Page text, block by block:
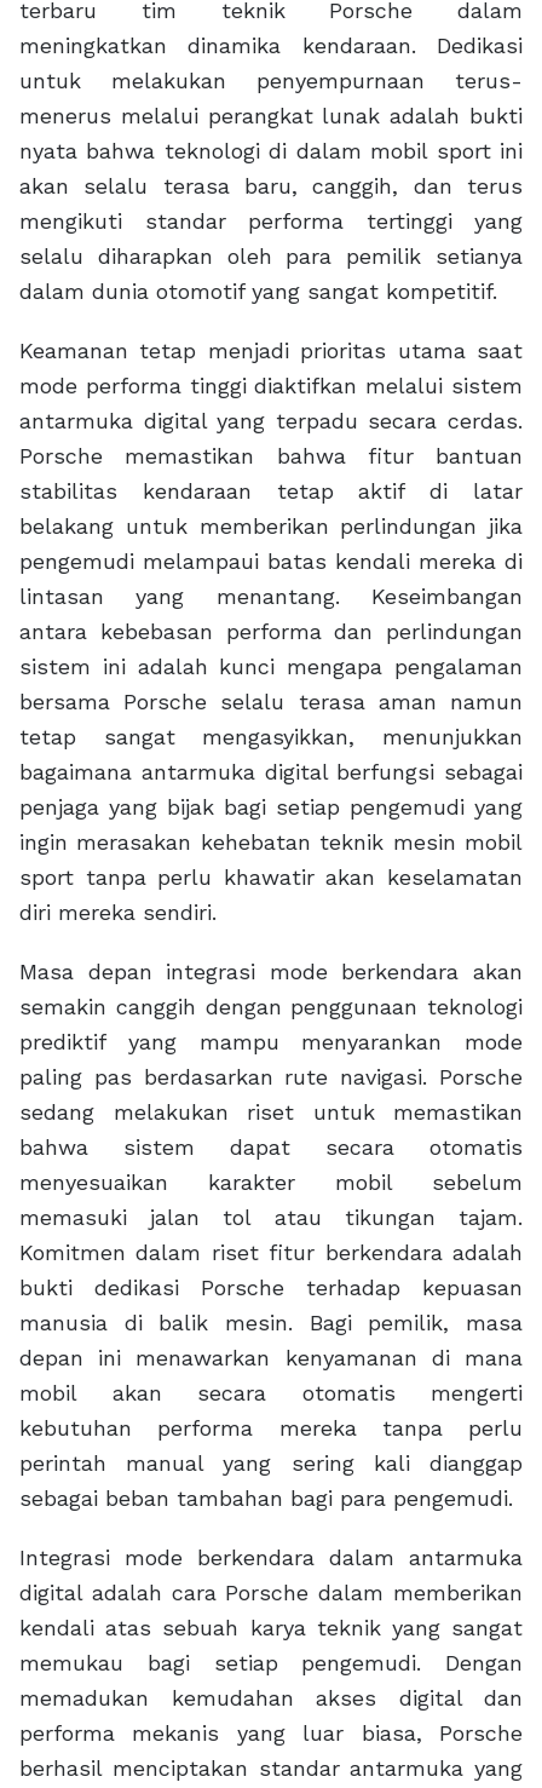
terbaru tim teknik Porsche dalam
meningkatkan dinamika kendaraan. Dedikasi
untuk melakukan penyempurnaan terus-
menerus melalui perangkat lunak adalah bukti
nyata bahwa teknologi di dalam mobil sport ini
akan selalu terasa baru, canggih, dan terus
mengikuti standar performa tertinggi yang
selalu diharapkan oleh para pemilik setianya
dalam dunia otomotif yang sangat kompetitif.
Keamanan tetap menjadi prioritas utama saat
mode performa tinggi diaktifkan melalui sistem
antarmuka digital yang terpadu secara cerdas.
Porsche memastikan bahwa fitur bantuan
stabilitas kendaraan tetap aktif di latar
belakang untuk memberikan perlindungan jika
pengemudi melampaui batas kendali mereka di
lintasan yang menantang. Keseimbangan
antara kebebasan performa dan perlindungan
sistem ini adalah kunci mengapa pengalaman
bersama Porsche selalu terasa aman namun
tetap sangat mengasyikkan, menunjukkan
bagaimana antarmuka digital berfungsi sebagai
penjaga yang bijak bagi setiap pengemudi yang
ingin merasakan kehebatan teknik mesin mobil
sport tanpa perlu khawatir akan keselamatan
diri mereka sendiri.
Masa depan integrasi mode berkendara akan
semakin canggih dengan penggunaan teknologi
prediktif yang mampu menyarankan mode
paling pas berdasarkan rute navigasi. Porsche
sedang melakukan riset untuk memastikan
bahwa sistem dapat secara otomatis
menyesuaikan karakter mobil sebelum
memasuki jalan tol atau tikungan tajam.
Komitmen dalam riset fitur berkendara adalah
bukti dedikasi Porsche terhadap kepuasan
manusia di balik mesin. Bagi pemilik, masa
depan ini menawarkan kenyamanan di mana
mobil akan secara otomatis mengerti
kebutuhan performa mereka tanpa perlu
perintah manual yang sering kali dianggap
sebagai beban tambahan bagi para pengemudi.
Integrasi mode berkendara dalam antarmuka
digital adalah cara Porsche dalam memberikan
kendali atas sebuah karya teknik yang sangat
memukau bagi setiap pengemudi. Dengan
memadukan kemudahan akses digital dan
performa mekanis yang luar biasa, Porsche
berhasil menciptakan standar antarmuka yang